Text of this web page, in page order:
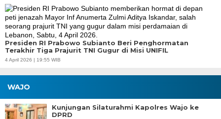
Presiden RI Prabowo Subianto Beri Penghormatan
Terakhir Tiga Prajurit TNI Gugur di Misi UNIFIL
4 April 2026 | 19:55 WIB
WAJO
Kunjungan Silaturahmi Kapolres Wajo ke
DPRD